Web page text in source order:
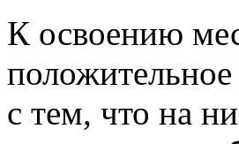
К освоению
с тем, что на